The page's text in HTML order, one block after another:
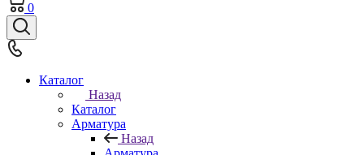
0
Каталог
Назад
Каталог
Арматура
Назад